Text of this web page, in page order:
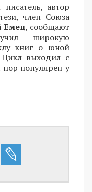
автор
член Союза
Емец, сообщают
широкую
книг о юной
Цикл выходил с
популярен у